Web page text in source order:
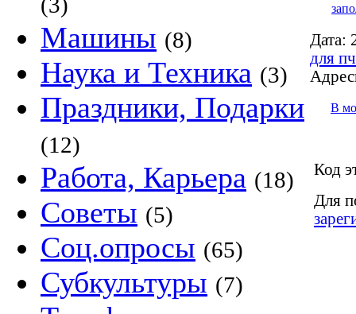
Машины (8)
Наука и Техника (3)
Праздники, Подарки
(12)
Работа, Карьера (18)
Советы (5)
Соц.опросы (65)
Субкультуры (7)
Дата:
для пч
В
Код
Для